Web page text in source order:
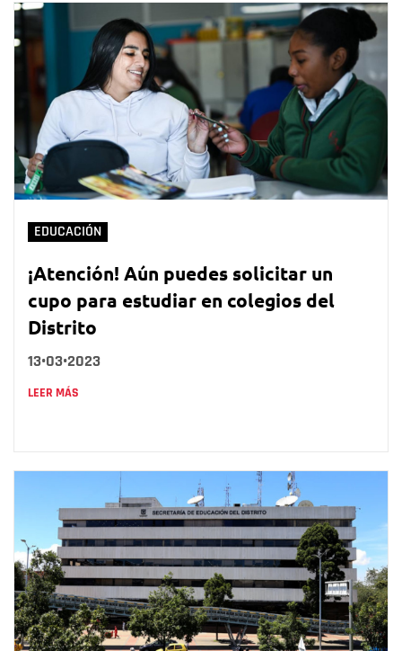
EDUCACIÓN
¡Atención! Aún puedes solicitar un
cupo para estudiar en colegios del
Distrito
13•03•2023
LEER MÁS